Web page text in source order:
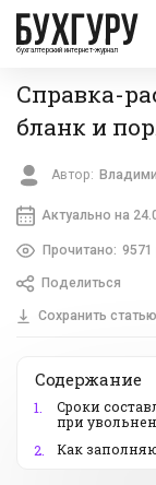
бухгалтерский интернет-журнал
Справка-
бланк и
Автор:
Актуально на
Прочитано: 9571
Поделиться
Сохранить статью
Содержание
1.
Сроки
при
2.
Как